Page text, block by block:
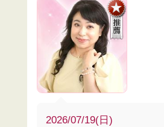
2026/07/19(日)